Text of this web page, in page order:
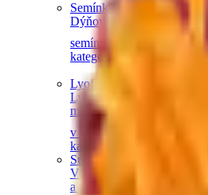
Semínka
Dýňová semínka
Chia
semínka
kategorie
Lyofilizované ovoce
Lyofilizované jahody
malinyLyofilizovaný mix
v čokoládě
Ostatní
kategorie
Sušené ovoce v čokoládě
V hořké čokoládě
a jogurtu